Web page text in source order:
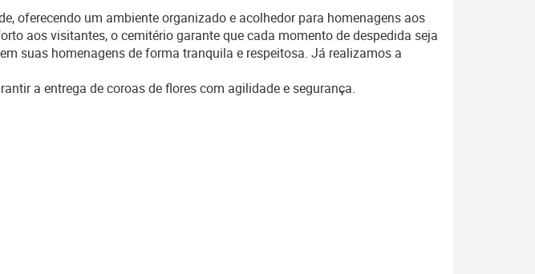
oferecendo um ambiente organizado e acolhedor para homenagens aos
aos visitantes, o cemitério garante que cada momento de despedida seja
suas homenagens de forma tranquila e respeitosa. Já realizamos a
a entrega de coroas de flores com agilidade e segurança.